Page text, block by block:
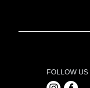
FOLLOW US